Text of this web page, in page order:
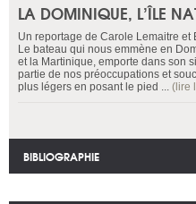
LA DOMINIQUE, L’ÎLE
Un reportage de Carole Lemaitre et
Le bateau qui nous emmène en
et la Martinique, emporte dans son
partie de nos préoccupations et
plus légers en posant le pied ... (lire
BIBLIOGRAPHIE